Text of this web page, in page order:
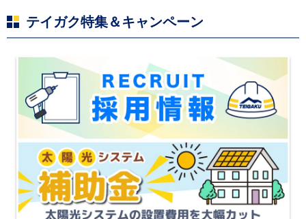
テイガク特集＆キャンペーン